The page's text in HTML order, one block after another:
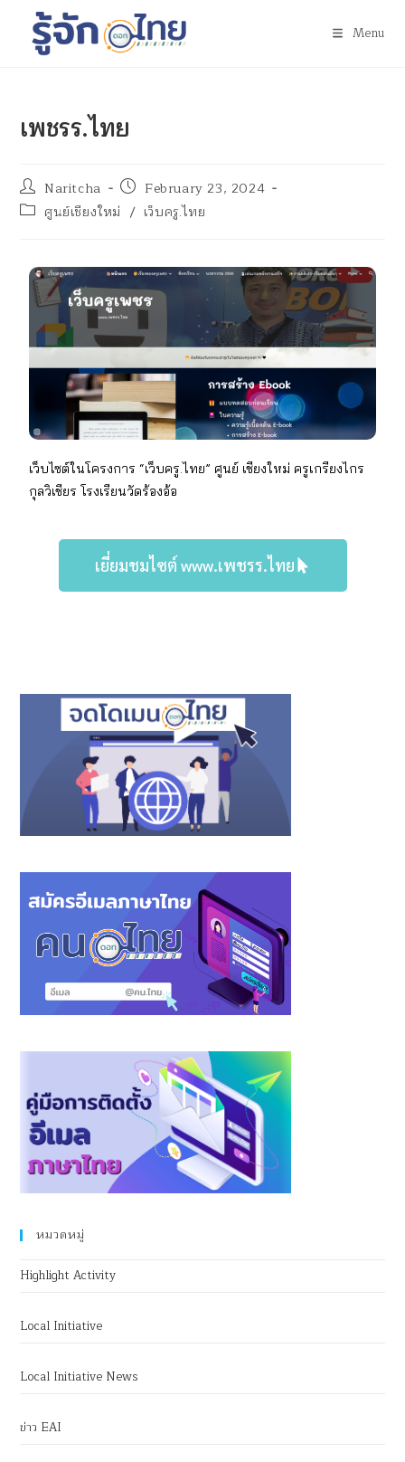
Menu
เพชรร.ไทย
Naritcha
February 23, 2024
ศูนย์เชียงใหม่ / เว็บครู.ไทย
เว็บไซต์ในโครงการ “เว็บครู.ไทย” ศูนย์ เชียงใหม่ ครูเกรียงไกร
กุลวิเชียรโรงเรียนวัดร้องอ้อ
เยี่ยมชมไซต์ www.เพชรร.ไทย
หมวดหมู่
Highlight Activity
Local Initiative
Local Initiative News
ข่าว EAI